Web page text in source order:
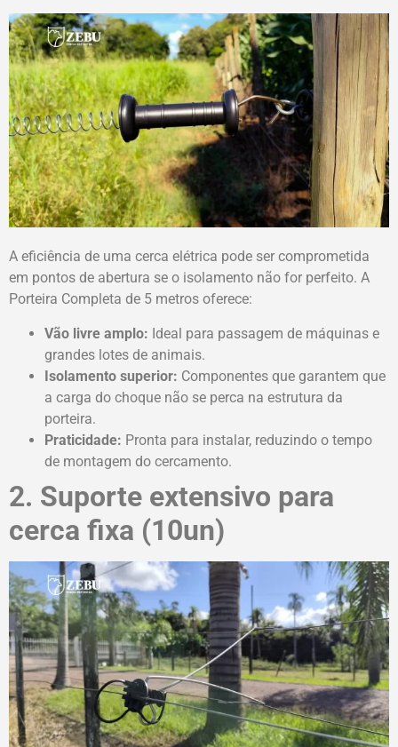
A eficiência de uma cerca elétrica pode ser comprometida
em pontos de abertura se o isolamento não for perfeito. A
Porteira Completa de 5 metros oferece:
Vão livre amplo: Ideal para passagem de máquinas e
grandes lotes de animais.
Isolamento superior: Componentes que garantem que
a carga do choque não se perca na estrutura da
porteira.
Praticidade: Pronta para instalar, reduzindo o tempo
de montagem do cercamento.
2. Suporte extensivo para
cerca fixa (10un)